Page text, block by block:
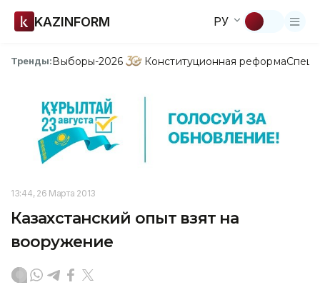
KAZINFORM РУ
Тренды:Выборы-2026 Конституционная реформа
13:44, 26 Марта 2013
Казахстанский опыт взят на
вооружение